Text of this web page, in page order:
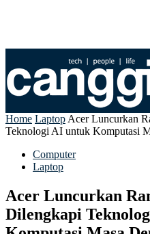
Home Laptop Acer Luncurkan
Teknologi AI untuk Komputasi
Computer
Laptop
Acer Luncurkan
Dilengkapi